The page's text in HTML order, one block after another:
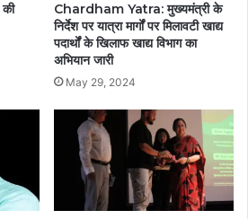
Chardham Yatra: मुख्यमंत्री के
निर्देश पर यात्रा मार्गों पर मिलावटी खाद्य
पदार्थों के खिलाफ खाद्य विभाग का
अभियान जारी
May 29, 2024